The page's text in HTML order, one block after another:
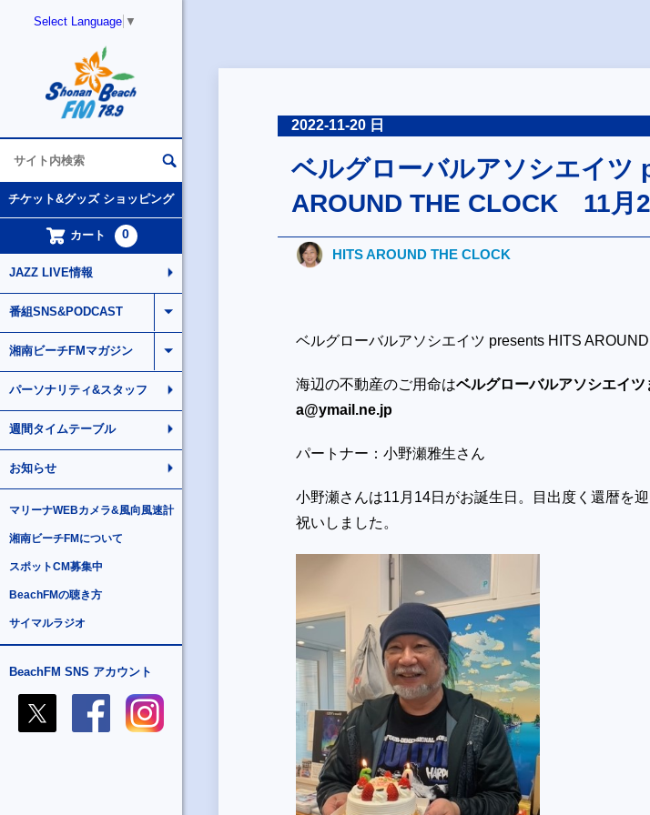
Select Language ▼
チケット&グッズ ショッピング
カート 0
JAZZ LIVE情報
番組SNS&PODCAST
湘南ビーチFMマガジン
パーソナリティ&スタッフ
週間タイムテーブル
お知らせ
マリーナWEBカメラ&風向風速計
湘南ビーチFMについて
スポットCM募集中
BeachFMの聴き方
サイマルラジオ
BeachFM SNS アカウント
2022-11-20 日
ベルグローバルアソシエイツ
AROUND THE CLOCK 11月
HITS AROUND THE CLOCK
ベルグローバルアソシエイツ presents HITS
海辺の不動産のご用命はベルグローバルアソシエイツ
a@ymail.ne.jp
パートナー：小野瀬雅生さん
小野瀬さんは11月14日がお誕生日。目出度く還暦を
祝いしました。